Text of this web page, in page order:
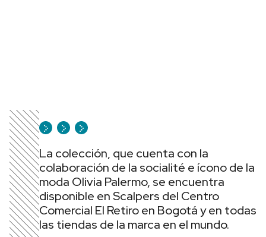
La colección, que cuenta con la
colaboración de la socialité e ícono de la
moda Olivia Palermo, se encuentra
disponible en Scalpers del Centro
Comercial El Retiro en Bogotá y en todas
las tiendas de la marca en el mundo.